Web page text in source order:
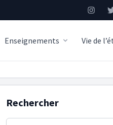
Enseignements Vie de
Rechercher